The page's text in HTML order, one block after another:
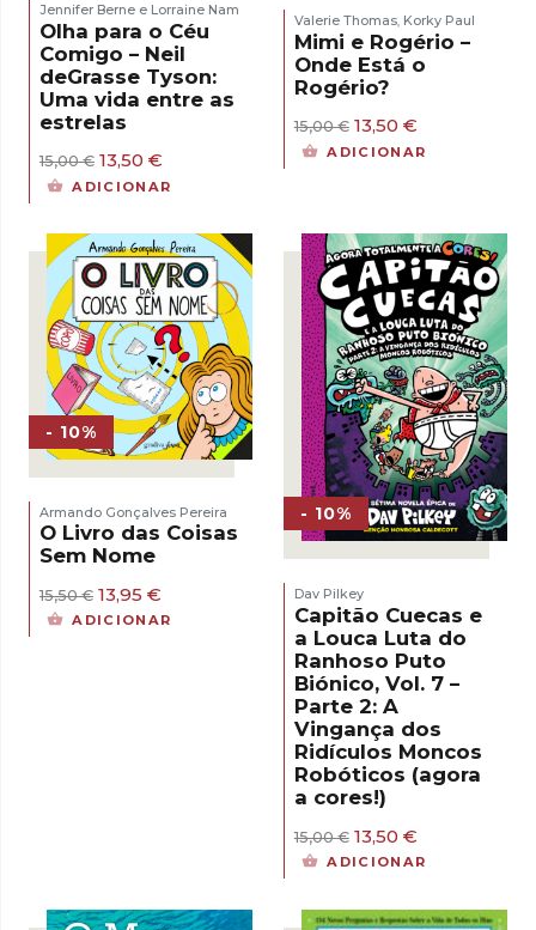
Jennifer Berne e Lorraine Nam
Olha para o Céu
Comigo – Neil
deGrasse Tyson:
Uma vida entre as
estrelas
15,00€ O
preço
15,00 €.
13,50 €
preço
13,50 €.
ADICIONAR
Valerie Thomas, Korky Paul
Mimi e Rogério –
Onde Está o
Rogério?
15,00€ O
preço
original
13,50 €O
preço
atual
ADICIONAR
- 10%
Armando Gonçalves Pereira
O Livro das Coisas
Sem Nome
15,50€ O
preço
13,95 €
preço
ADICIONAR
- 10%
Dav Pilkey
Capitão Cuecas e
a Louca Luta do
Ranhoso Puto
Biónico, Vol. 7 –
Parte 2: A
Vingança dos
Ridículos Moncos
Robóticos (agora
a cores!)
15,00€ O
preço
15,00 €.
13,50 €O
preço
13,50 €.
ADICIONAR